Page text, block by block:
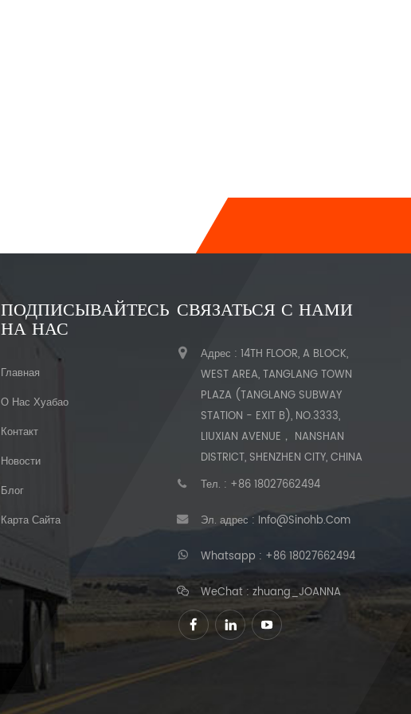
ПОДПИСЫВАЙТЕСЬ
НА НАС
Главная
О Нас Хуабао
Контакт
Новости
Блог
Карта Сайта
СВЯЗАТЬСЯ С НАМИ
Адрес : 14TH FLOOR, A BLOCK,
WEST AREA, TANGLANG TOWN
PLAZA (TANGLANG SUBWAY
STATION - EXIT B), NO.3333,
LIUXIAN AVENUE， NANSHAN
DISTRICT, SHENZHEN CITY, CHINA
Тел. : +86 18027662494
Эл. адрес : Info@sinohb.com
Whatsapp : +86 18027662494
WeChat : zhuang_JOANNA